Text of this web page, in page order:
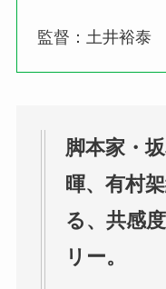
監督：土井裕泰
脚本家・
暉、有村
る、共感
リー。